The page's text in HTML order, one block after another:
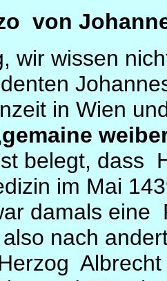
von
wir wissen
in Wien
gemaine
belegt, dass
im Mai
damals eine
nach